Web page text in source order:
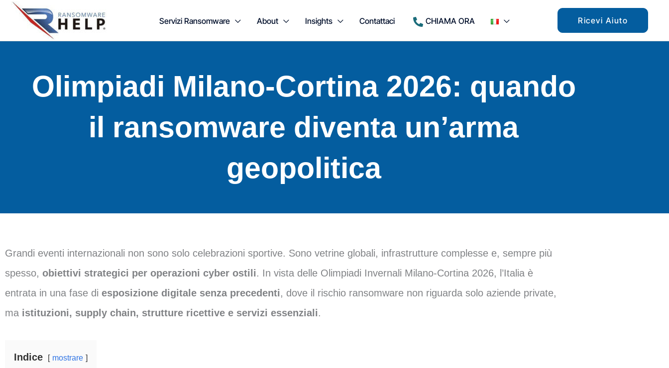
Servizi Ransomware About Insights Contattaci CHIAMA ORA Ricevi Aiuto
Olimpiadi Milano-Cortina 2026: quando
il ransomware diventa un’arma
geopolitica
Grandi eventi internazionali non sono solo celebrazioni sportive. Sono vetrine globali, infrastrutture complesse e, sempre più
spesso, obiettivi strategici per operazioni cyber ostili. In vista delle Olimpiadi Invernali Milano-Cortina 2026, l’Italia è
entrata in una fase di esposizione digitale senza precedenti, dove il rischio ransomware non riguarda solo aziende private,
ma istituzioni, supply chain, strutture ricettive e servizi essenziali.
Indice mostrare